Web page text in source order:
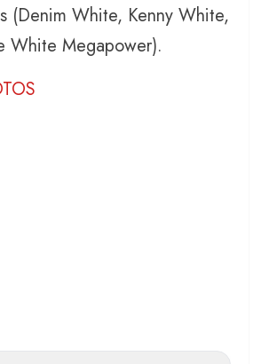
(Denim White, Kenny White,
White Megapower).